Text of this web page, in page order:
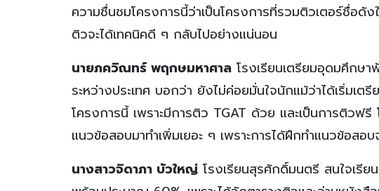
ความชื่นชมโครงการนี้ว่าเป็นโครงการที่รวมติวเตอร์ชื่อดั
ติวจะได้เทคนิคดี ๆ กลับไปอย่างแน่นอน
นายภควิณทร์ พฤกษมหาศาล โรงเรียนเตรียมอุดมศึกษ
ระหว่างประเทศ บอกว่า ยังไม่ค่อยมั่นใจนักแม้ว่าได้เริ่ม
โครงการนี้ เพราะมีการติว TGAT ด้วย และเป็นการติวฟ
แนวข้อสอบมาทำเพิ่มเยอะ ๆ เพราะการได้ฝึกทำแนวข้อส
นางสาวจิดาภา บัวใหญ่ โรงเรียนสุรศักดิ์มนตรี สนใจเรี